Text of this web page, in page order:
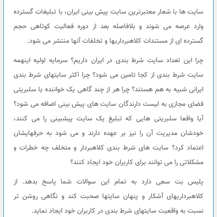
سایت ها با شعار معتبرترین سایت پیش بینی ایران، با تبلیغات گسترده
وارد عرصه می شوند و بلافاصله بعد از دوره فعالیت کوتاهی حجم
گسترده ای از مستندات کلاهبرداریها و تخلفات آنها منتشر می شود.
چرا این تعداد سایت شرط بندی در ایران داریم؟ سرمایه اولیه اینهمه
سایت شرط بندی از کجا تامین می شود؟ چرا اکثر سایتهای شرط بندی
ایرانی شبیه به هم هستند؟ چرا هر از چند گاهی یک خواننده یا سلبریتی
فضای مجازی به لیست دارندگان سایت های پیش بینی اضافه می شود؟
آیا واقعا سلبریتی هایی که تبلیغ یک سایت پیشبینی را می کنند،
خودشان مدیریت آن را نیز بر عهده دارند و می شود به حرفهایشان
اعتماد کرد؟ سایت های شرط بندی کلاهبردار و متخلف چه خطرات و
مشکلاتی را می توانند برای کاربران خود ایجاد کنند؟
پلیس بت سعی دارد به تمام این سوالات شما پاسخ بدهد. از
کلاهبرداریهای آشکار و پنهان سایتها صحبت کند و نگاهی روشن تر
نسبت به واقعیت سایتهای شرط بندی در کاربران خود ایجاد نماید.